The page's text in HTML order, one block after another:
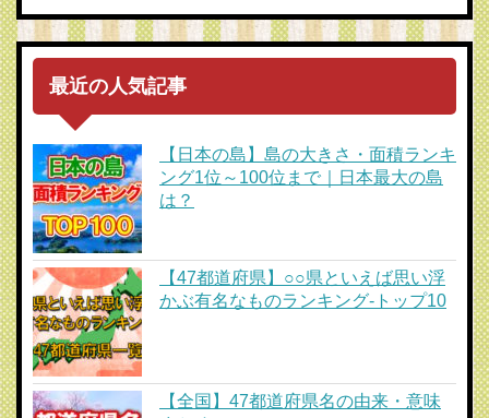
最近の人気記事
【日本の島】島の大きさ・面積ランキ
ング1位～100位まで｜日本最大の島
は？
【47都道府県】○○県といえば思い浮
かぶ有名なものランキング-トップ10
【全国】47都道府県名の由来・意味